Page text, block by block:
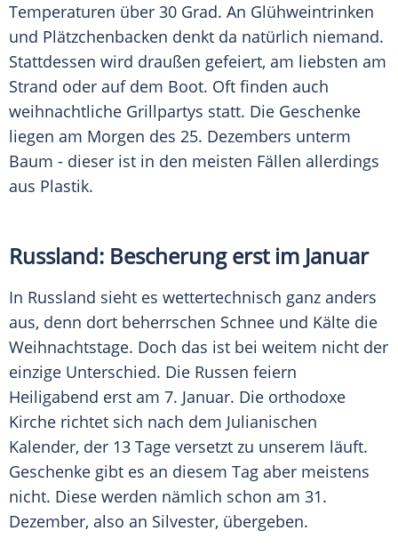
Temperaturen über 30 Grad. An Glühweintrinken
und Plätzchenbacken denkt da natürlich niemand.
Stattdessen wird draußen gefeiert, am liebsten am
Strand oder auf dem Boot. Oft finden auch
weihnachtliche Grillpartys statt. Die Geschenke
liegen am Morgen des 25. Dezembers unterm
Baum - dieser ist in den meisten Fällen allerdings
aus Plastik.
Russland: Bescherungerst im Januar
In Russland sieht es wettertechnisch ganz anders
aus, denn dort beherrschen Schnee und Kälte die
Weihnachtstage. Doch das ist bei weitem nicht der
einzige Unterschied. Die Russen feiern
Heiligabend erst am 7. Januar. Die orthodoxe
Kirche richtet sich nach dem Julianischen
Kalender, der 13 Tage versetzt zu unserem läuft.
Geschenke gibt es an diesem Tag aber meistens
nicht. Diese werden nämlich schon am 31.
Dezember, also an Silvester, übergeben.